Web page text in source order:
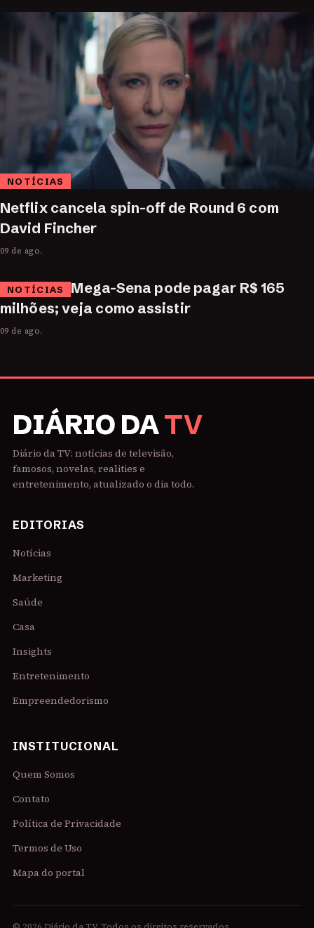
NOTÍCIAS
Netflix cancela spin-off de Round 6 com
David Fincher
09 de ago.
NOTÍCIAS
Mega-Sena pode pagar R$ 165
milhões; veja como assistir
09 de ago.
DIÁRIO DATV
Diário da TV: notícias de televisão,
famosos, novelas, realities e
entretenimento, atualizado o dia todo.
EDITORIAS
Notícias
Marketing
Saúde
Casa
Insights
Entretenimento
Empreendedorismo
INSTITUCIONAL
Quem Somos
Contato
Política de Privacidade
Termos de Uso
Mapa do portal